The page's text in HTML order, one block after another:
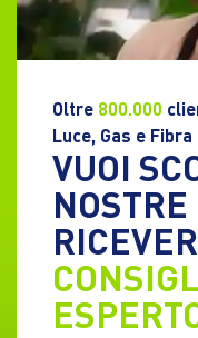
Oltre 800.000
Luce, Gas e Fibra
VUOI